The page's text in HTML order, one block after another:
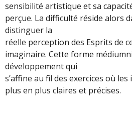
sensibilité artistique et sa
perçue. La difficulté réside alors
distinguer la
réelle perception des Esprits de
imaginaire. Cette forme
développement qui
s’affine au fil des exercices où
plus en plus claires et précises.